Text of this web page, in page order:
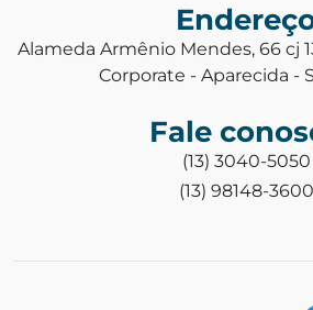
Alameda Armênio Mendes, 66 cj
Corporate - Aparecida -
Fale
(13) 3040-5050
(13) 98148-3600